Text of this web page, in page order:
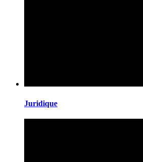
Juridique